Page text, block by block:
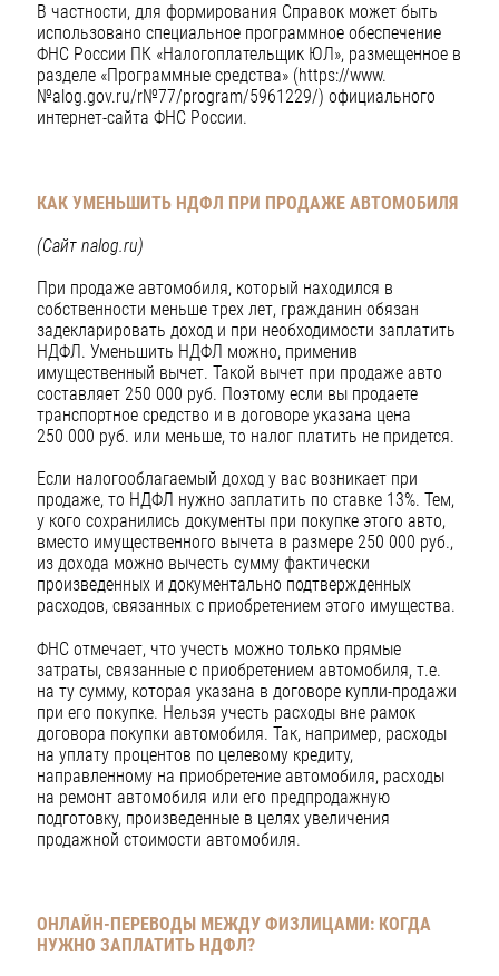
В частности, для формирования Справок может быть
использовано специальное программное обеспечение
ФНС России ПК «Налогоплательщик ЮЛ», размещенное в
разделе «Программные средства» (https://www.
№alog.gov.ru/r№77/program/5961229/) официального
интернет-сайта ФНС России.
КАК УМЕНЬШИТЬ НДФЛ ПРИ ПРОДАЖЕ АВТОМОБИЛЯ
(Сайт nalog.ru)
При продаже автомобиля, который находился в
собственности меньше трех лет, гражданин обязан
задекларировать доход и при необходимости заплатить
НДФЛ. Уменьшить НДФЛ можно, применив
имущественный вычет. Такой вычет при продаже авто
составляет 250 000 руб. Поэтому если вы продаете
транспортное средство и в договоре указана цена
250 000 руб. или меньше, то налог платить не придется.
Если налогооблагаемый доход у вас возникает при
продаже, то НДФЛ нужно заплатить по ставке 13%. Тем,
у кого сохранились документы при покупке этого авто,
вместо имущественного вычета в размере 250 000 руб.,
из дохода можно вычесть сумму фактически
произведенных и документально подтвержденных
расходов, связанных с приобретением этого имущества.
ФНС отмечает, что учесть можно только прямые
затраты, связанные с приобретением автомобиля, т.е.
на ту сумму, которая указана в договоре купли-продажи
при его покупке. Нельзя учесть расходы вне рамок
договора покупки автомобиля. Так, например, расходы
на уплату процентов по целевому кредиту,
направленному на приобретение автомобиля, расходы
на ремонт автомобиля или его предпродажную
подготовку, произведенные в целях увеличения
продажной стоимости автомобиля.
ОНЛАЙН-ПЕРЕВОДЫ МЕЖДУ ФИЗЛИЦАМИ: КОГДА
НУЖНО ЗАПЛАТИТЬ НДФЛ?